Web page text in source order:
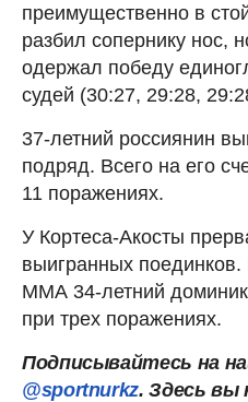
преимущественно в
разбил сопернику нос,
одержал победу
судей (30:27, 29:28,
37-летний россиянин
подряд. Всего на его
11 поражениях.
У Кортеса-Акосты
выигранных
ММА 34-летний
при трех поражениях.
Подписывайтесь на
@sportnurkz. Здесь вы